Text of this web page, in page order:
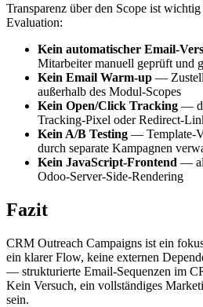
Transparenz über den Scope ist
Evaluation:
Kein automatischer Email-
Mitarbeiter manuell geprüft und
Kein Email Warm-up —
außerhalb des Modul-Scopes
Kein Open/Click Tracking —
Tracking-Pixel oder Redirect-
Kein A/B Testing — Template-
durch separate Kampagnen
Kein JavaScript-Frontend —
Odoo-Server-Side-Rendering
Fazit
CRM Outreach Campaigns ist ein
ein klarer Flow, keine externen
— strukturierte Email-Sequenzen im
Kein Versuch, ein vollständiges
sein.